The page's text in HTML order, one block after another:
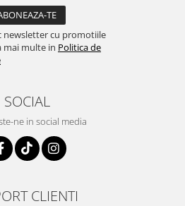
newsletter cu promotiile
mai multe in Politica de
SOCIAL
ne in social media
CLIENTI